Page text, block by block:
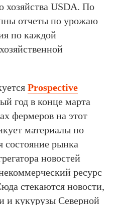
хозяйства USDA. По
отчеты по урожаю
по каждой
Prospective
год в конце марта
фермеров на этот
материалы по
состояние рынка
новостей
ресурс
стекаются новости,
и кукурузы Северной